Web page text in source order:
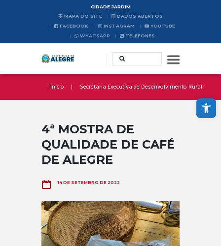
Abrir a barra de ferramentas
CIDADE JARDIM
MAPA DO SITE
DADOS ABERTOS
FACEBOOK
INSTAGRAM
YOUTUBE
WHATSAPP
TELEFONES
Início Secretaria Executiva de Desenvolvimento Rural
4ª MOSTRA DE
QUALIDADE DE CAFÉ
DE ALEGRE
14 DE SETEMBRO DE 2022